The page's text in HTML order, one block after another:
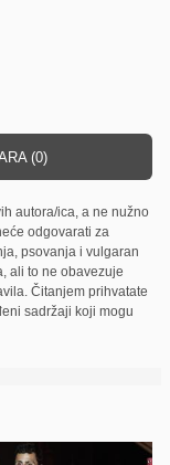
(0)
autora/ica, a ne nužno
odgovarati za
psovanja i vulgaran
ali to ne obavezuje
Čitanjem prihvatate
sadržaji koji mogu